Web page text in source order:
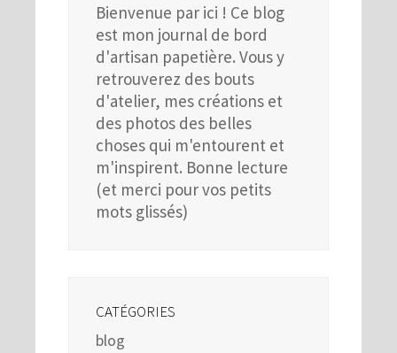
Bienvenue par ici ! Ce blog
est mon journal de bord
d'artisan papetière. Vous y
retrouverez des bouts
d'atelier, mes créations et
des photos des belles
choses qui m'entourent et
m'inspirent. Bonne lecture
(et merci pour vos petits
mots glissés)
CATÉGORIES
blog